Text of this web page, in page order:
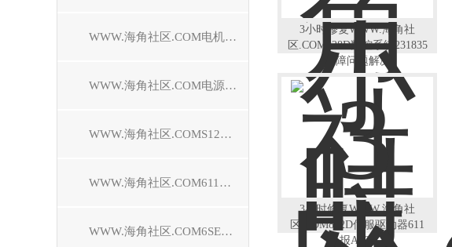
WWW.海角社区.COM电机模块维修
WWW.海角社区.COM电源模块维修
WWW.海角社区.COMS120驱动器维修
WWW.海角社区.COM611驱动器维修
WWW.海角社区.COM6SE70驱动器维修
3小时修复WWW.海角社
区.COM828D数控系统231835
故障问题解决
3小时修复WWW.海角社
区.COM802D伺服驱动器611
报A505